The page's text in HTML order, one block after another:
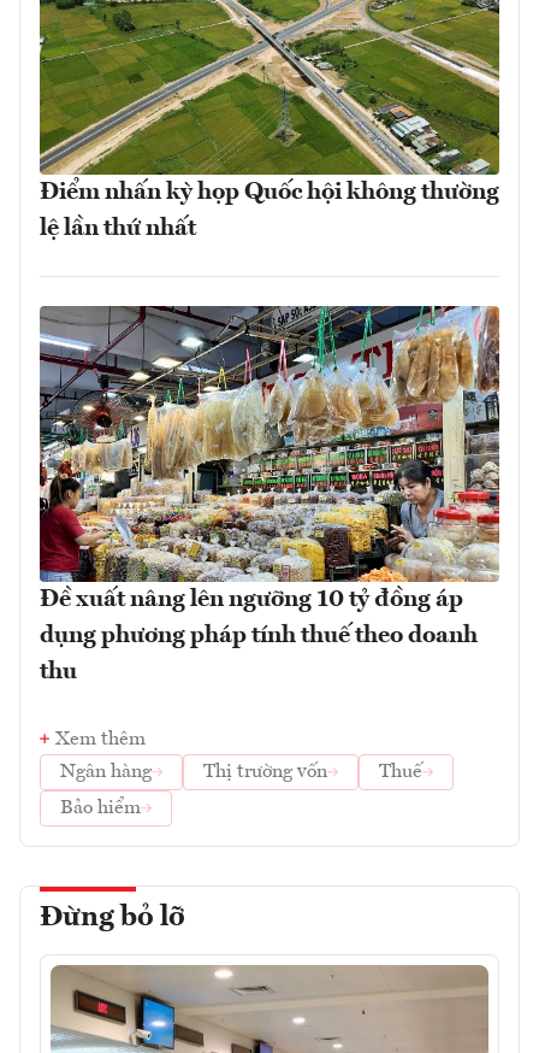
Điểm nhấn kỳ họp Quốc hội không thường
lệ lần thứ nhất
Đề xuất nâng lên ngưỡng 10 tỷ đồng áp
dụng phương pháp tính thuế theo doanh
thu
Xem thêm
Ngân hàng
Thị trường vốn
Thuế
Bảo hiểm
Đừng bỏ lỡ